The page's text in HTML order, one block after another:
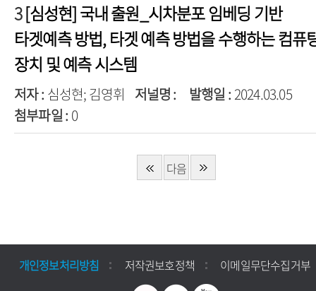
3[심성현] 국내 출원_시차분포 임베딩 기반
타겟예측 방법, 타겟 예측 방법을 수행하는 컴퓨
장치 및 예측 시스템
저자 : 심성현; 김영휘 저널명 : 발행일 : 2024.03.05
첨부파일 : 0
다음
개인정보처리방침 저작권보호정책 이메일무단수집거부